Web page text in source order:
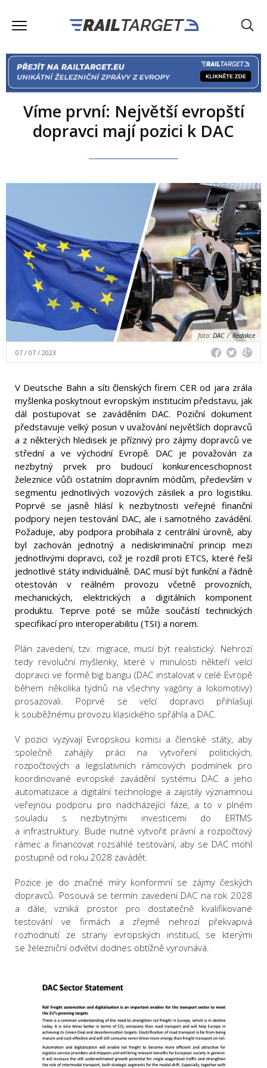
Víme první: Největší evropští
dopravci mají pozici k DAC
foto: DAC / Redakce
07 / 07 / 2023
V Deutsche Bahn a síti členských firem CER od jara zrála
myšlenka poskytnout evropským institucím představu, jak
dál postupovat se zaváděním DAC. Poziční dokument
představuje velký posun v uvažování největších dopravců
a z některých hledisek je příznivý pro zájmy dopravců ve
střední a ve východní Evropě. DAC je považován za
nezbytný prvek pro budoucí konkurenceschopnost
železnice vůči ostatním dopravním módům, především v
segmentu jednotlivých vozových zásilek a pro logistiku.
Poprvé se jasně hlásí k nezbytnosti veřejné finanční
podpory nejen testování DAC, ale i samotného zavádění.
Požaduje, aby podpora probíhala z centrální úrovně, aby
byl zachován jednotný a nediskriminační princip mezi
jednotlivými dopravci, což je rozdíl proti ETCS, které řeší
jednotlivé státy individuálně. DAC musí být funkční a řádně
otestován v reálném provozu včetně provozních,
mechanických, elektrických a digitálních komponent
produktu. Teprve poté se může součástí technických
specifikací pro interoperabilitu (TSI) a norem.
Plán zavedení, tzv. migrace, musí být realistický. Nehrozí
tedy revoluční myšlenky, které v minulosti někteří velcí
dopravci ve formě big bangu (DAC instalovat v celé Evropě
během několika týdnů na všechny vagóny a lokomotivy)
prosazovali. Poprvé se velcí dopravci přihlašují
k souběžnému provozu klasického spřáhla a DAC.
V pozici vyzývají Evropskou komisi a členské státy, aby
společně zahájily práci na vytvoření politických,
rozpočtových a legislativních rámcových podmínek pro
koordinované evropské zavádění systému DAC a jeho
automatizace a digitální technologie a zajistily významnou
veřejnou podporu pro nadcházející fáze, a to v plném
souladu s nezbytnými investicemi do ERTMS
a infrastruktury. Bude nutné vytvořit právní a rozpočtový
rámec a financovat rozsáhlé testování, aby se DAC mohl
postupně od roku 2028 zavádět.
Pozice je do značné míry konformní se zájmy českých
dopravců. Posouvá se termín zavedení DAC na rok 2028
a dále, vzniká prostor pro dostatečně kvalifikované
testování ve firmách a zřejmě nehrozí překvapivá
rozhodnutí ze strany evropských institucí, se kterými
se železniční odvětví dodnes obtížně vyrovnává.